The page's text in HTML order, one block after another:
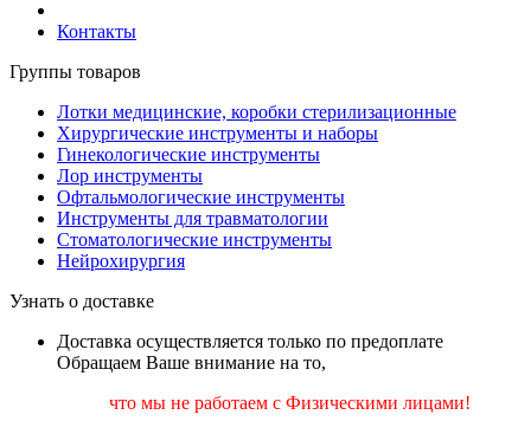
Контакты
Группы товаров
Лотки медицинские, коробки стерилизационные
Хирургические инструменты и наборы
Гинекологические инструменты
Лор инструменты
Офтальмологические инструменты
Инструменты для травматологии
Стоматологические инструменты
Нейрохирургия
Узнать о доставке
Доставка осуществляется только по предоплате
Обращаем Ваше внимание на то,
что мы не работаем с Физическими лицами!